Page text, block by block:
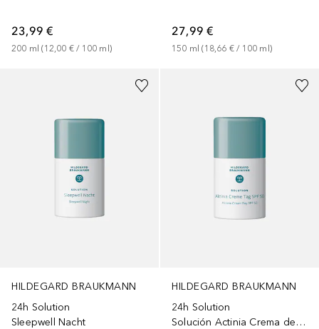
23,99 €
200 ml (12,00 € / 100 ml )
27,99 €
150 ml (18,66 € / 100 ml )
HILDEGARD BRAUKMANN
24h Solution
Sleepwell Nacht
HILDEGARD BRAUKMANN
24h Solution
Solución Actinia Crema de Día